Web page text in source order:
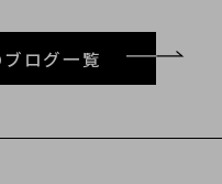
ログ一覧